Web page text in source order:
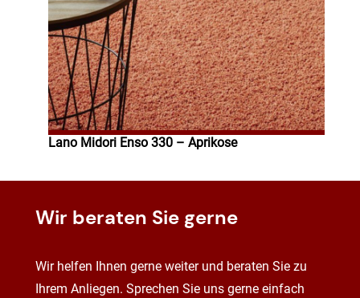
Lano Midori Enso 330 – Aprikose
Wir beraten Sie gerne
Wir helfen Ihnen gerne weiter und beraten Sie zu
Ihrem Anliegen. Sprechen Sie uns gerne einfach